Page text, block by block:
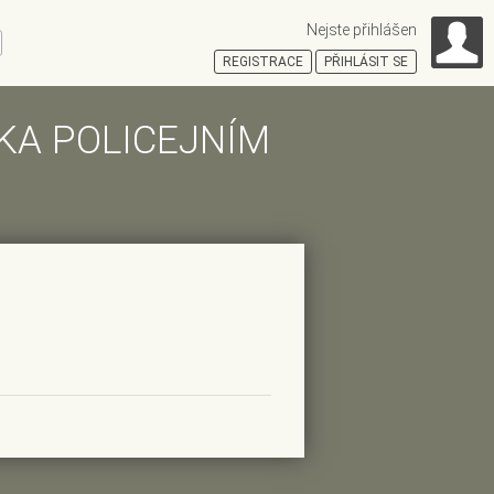
POLICEJNÍM
Nejste přihlášen
REGISTRACE PŘIHLÁSIT SE